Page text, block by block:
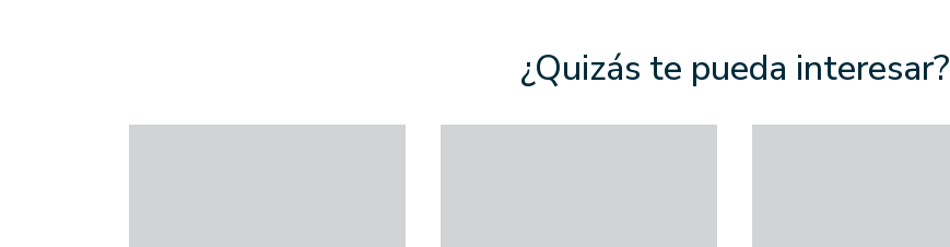
¿Quizás te pueda interesar?